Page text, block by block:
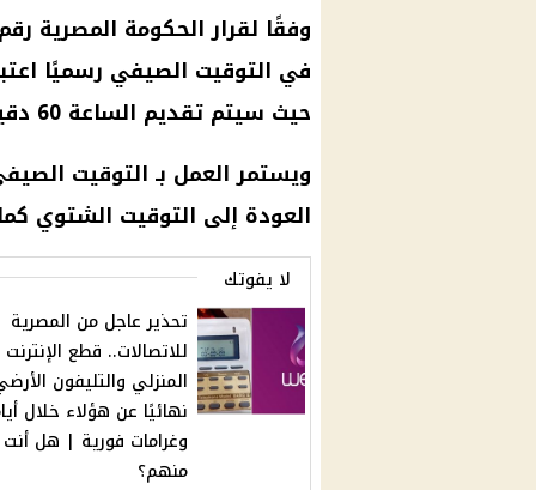
وفقًا لقرارالحكومة المصرية رقم 24 لسنة
في التوقيت الصيفي
حيث سيتم تقديم الساعة 60 دقيقة للأمام.
ويستمر العمل بـ التوقيت
العودة إلى التوقيت الشتوي
لا يفوتك
تحذير عاجل من المصرية
للاتصالات.. قطع الإنترنت
المنزلي والتليفون
نهائيًا عن هؤلاء خلال
وغرامات فورية | هل أنت
منهم؟